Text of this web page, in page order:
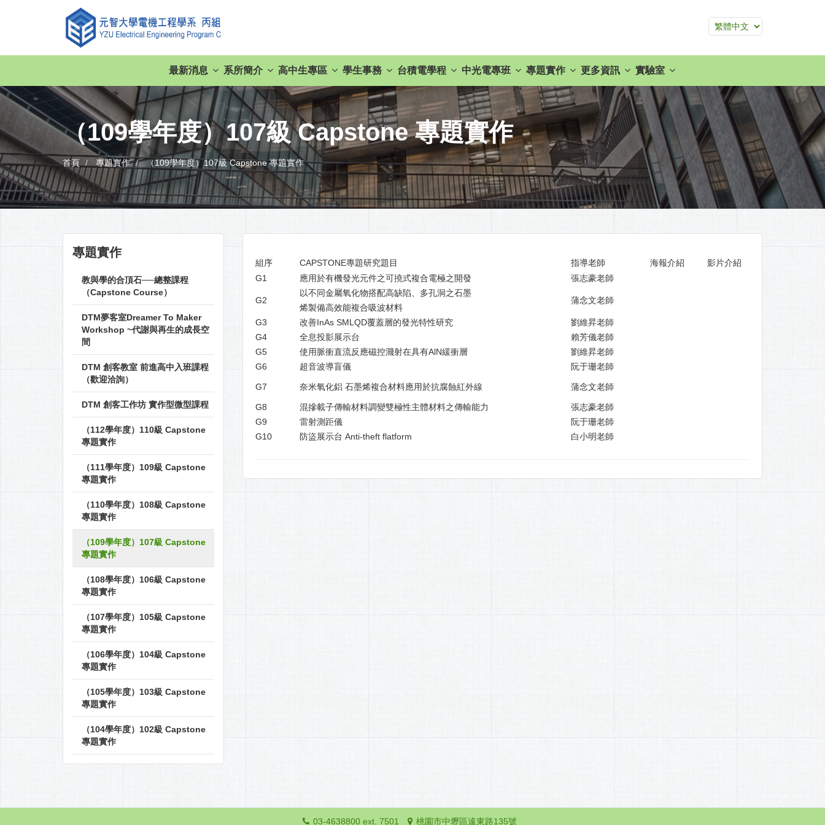
最新消息 系所簡介 高中生專區 學生事務 台積電學程 中光電專班 專題實作 更多資訊 實驗室
（109學年度）107級 Capstone 專題實作
首頁 專題實作 （109學年度）107級 Capstone 專題實作
專題實作
教與學的合頂石──總整課程
（Capstone Course）
DTM夢客室Dreamer To Maker
Workshop ~代謝與再生的成長空
間
DTM 創客教室 前進高中入班課程
（歡迎洽詢）
DTM 創客工作坊 實作型微型課程
（112學年度）110級 Capstone
專題實作
（111學年度）109級 Capstone
專題實作
（110學年度）108級 Capstone
專題實作
（109學年度）107級 Capstone
專題實作
（108學年度）106級 Capstone
專題實作
（107學年度）105級 Capstone
專題實作
（106學年度）104級 Capstone
專題實作
（105學年度）103級 Capstone
專題實作
（104學年度）102級 Capstone
專題實作
組序 CAPSTONE專題研究題目 指導老師 海報介紹
影片介紹
G1
應用於有機發光元件之可撓式複合電極之開發 張志豪老師
G2
以不同金屬氧化物搭配高缺陷、多孔洞之石墨
烯製備高效能複合吸波材料
蒲念文老師
G3 改善InAs SMLQD覆蓋層的發光特性研究
劉維昇老師
G4
全息投影展示台
賴芳儀老師
G5
使用脈衝直流反應磁控濺射在具有AlN緩衝層
劉維昇老師
G6
超音波導盲儀 阮于珊老師
G7 奈米氧化鋁 石墨烯複合材料應用於抗腐蝕紅外線 蒲念文老師
G8 混摻載子傳輸材料調變雙極性主體材料之傳輸能力
張志豪老師
G9
雷射測距儀
阮于珊老師
G10
防盜展示台 Anti-theft flatform 白小明老師
03-4638800 ext. 7501 桃園市中壢區遠東路135號